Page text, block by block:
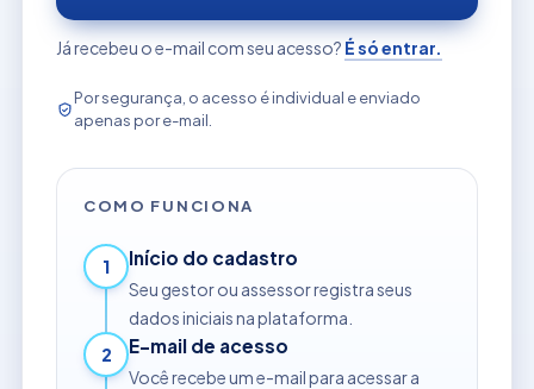
Já recebeu o e-mail com seu acesso? É só entrar.
Por segurança, o acesso é individual e enviado
apenas por e-mail.
COMO FUNCIONA
1 Início do cadastro
Seu gestor ou assessor registra seus
dados iniciais na plataforma.
2
E-mail de acesso
Você recebe um e-mail para acessar a